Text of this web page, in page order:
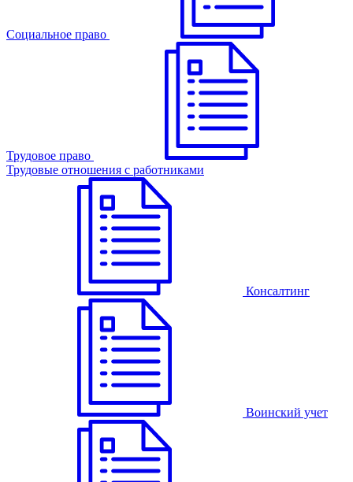
Cоциальное право
Трудовое право
Трудовые отношения с работниками
Консалтинг
Воинский учет